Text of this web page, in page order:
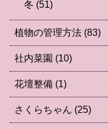
冬 (51)
植物の管理方法 (83)
社内菜園 (10)
花壇整備 (1)
さくらちゃん (25)